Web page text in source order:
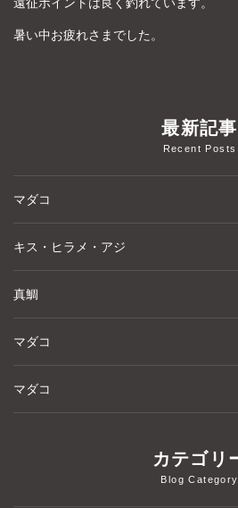
暑い中お疲れさまでした。
最新記事
Recent Posts
マダコ
キス・ヒラメ・アジ
真鯛
マダコ
マダコ
カテゴリ
Blog Category